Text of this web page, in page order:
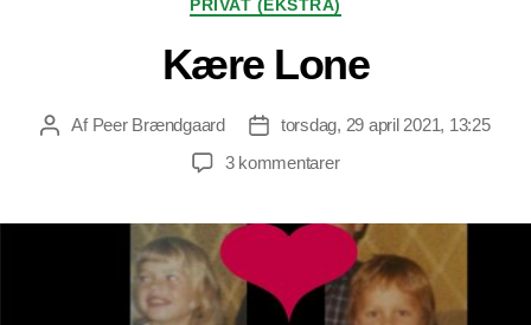
PRIVAT (EKSTRA)
Kære Lone
Indlægsforfatter
Af Peer Brændgaard Indlægsdato
torsdag, 29 april 2021, 13:25
3 kommentarertil